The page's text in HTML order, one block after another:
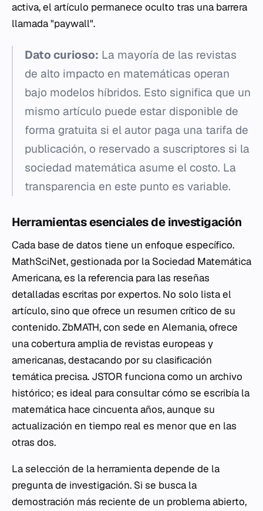
activa, el artículo permanece oculto tras una barrera
llamada "paywall".
Dato curioso: La mayoría de las revistas
de alto impacto en matemáticas operan
bajo modelos híbridos. Esto significa que un
mismo artículo puede estar disponible de
forma gratuita si el autor paga una tarifa de
publicación, o reservado a suscriptores si la
sociedad matemática asume el costo. La
transparencia en este punto es variable.
Herramientas esenciales de investigación
Cada base de datos tiene un enfoque específico.
MathSciNet, gestionada por la Sociedad Matemática
Americana, es la referencia para las reseñas
detalladas escritas por expertos. No solo lista el
artículo, sino que ofrece un resumen crítico de su
contenido. ZbMATH, con sede en Alemania, ofrece
una cobertura amplia de revistas europeas y
americanas, destacando por su clasificación
temática precisa. JSTOR funciona como un archivo
histórico; es ideal para consultar cómo se escribía la
matemática hace cincuenta años, aunque su
actualización en tiempo real es menor que en las
otras dos.
La selección de la herramienta depende de la
pregunta de investigación. Si se busca la
demostración más reciente de un problema abierto,